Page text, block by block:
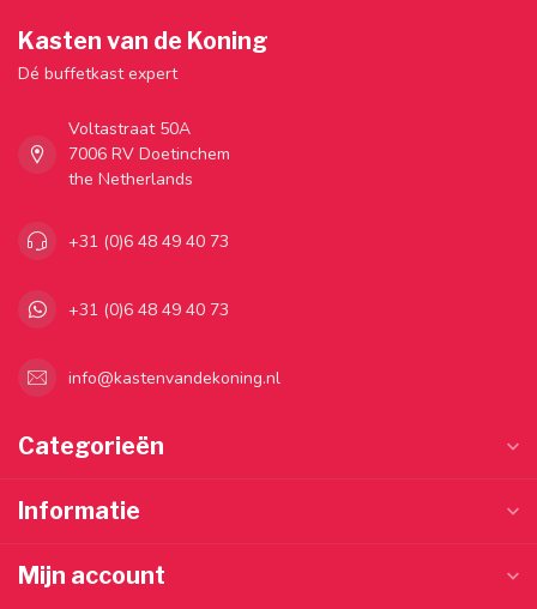
Kasten van de Koning
Dé buffetkast expert
Voltastraat 50A
7006 RV Doetinchem
the Netherlands
+31 (0)6 48 49 40 73
+31 (0)6 48 49 40 73
info@kastenvandekoning.nl
Categorieën
Informatie
Mijn account